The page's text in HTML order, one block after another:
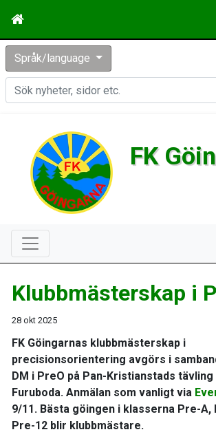
Språk/language
FK
Klubbmästerskap i
28 okt 2025
FK Göingarnas klubbmästerskap i
precisionsorientering avgörs i
DM i PreO på Pan-Kristianstads tävling
Furuboda. Anmälan som vanligt via
9/11. Bästa göingen i klasserna Pre-A,
Pre-12 blir klubbmästare.